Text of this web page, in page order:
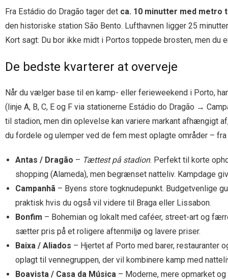
Fra Estádio do Dragão tager det ca. 10 minutter med metro
den historiske station São Bento. Lufthavnen ligger 25
Kort sagt: Du bor ikke midt i Portos toppede brosten, men
De bedste kvarterer at overveje
Når du vælger base til en kamp- eller ferie­weekend i Porto,
(linje A, B, C, E og F via stationerne Estádio do Dragão →
til stadion, men din oplevelse kan variere markant afhængigt
du fordele og ulemper ved de fem mest oplagte områder –
Antas / Dragão – Tættest på stadion. Perfekt til korte
shopping (Alameda), men begrænset natteliv. Kampdage
Campanhã – Byens store togknudepunkt. Budgetvenlige
praktisk hvis du også vil videre til Braga eller Lissabon.
Bonfim – Bohemian og lokalt med caféer, street-art og
sætter pris på et roligere aftenmiljø og lavere priser.
Baixa / Aliados – Hjertet af Porto med barer, restauranter
oplagt til vennegruppen, der vil kombinere kamp med
Boavista / Casa da Música – Moderne, mere opmarket